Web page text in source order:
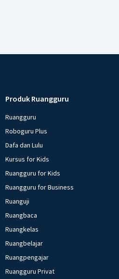
Produk Ruangguru
Ruangguru
Roboguru Plus
Dafa dan Lulu
Kursus for Kids
Ruangguru for Kids
Ruangguru for Business
Ruanguji
Ruangbaca
Ruangkelas
Ruangbelajar
Ruangpengajar
Ruangguru Privat